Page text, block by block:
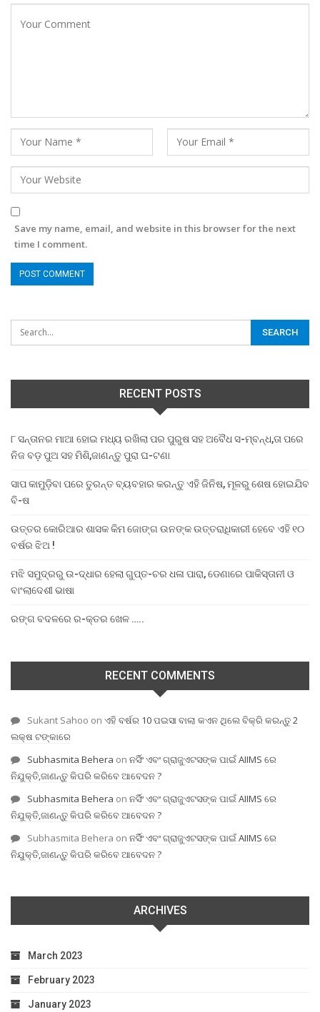
Save my name, email, and website in this browser for the next
time I comment.
RECENT POSTS
୮ ସନ୍ତାନର ମାଆ ହୋଇ ମଧ୍ୟ ରଖିଲା ପର ପୁରୁଷ ସହ ଅବୈଧ ସ-ମ୍ବନ୍ଧ,ତା ପରେ
ନିଜ ବଡ଼ ପୁଅ ସହ ମିଶି,ଜାଣନ୍ତୁ ପୁରା ଘ-ଟଣା
ସାପ କାମୁଡ଼ିବା ପରେ ତୁରନ୍ତ ବ୍ୟବହାର କରନ୍ତୁ ଏହି ଜିନିଷ, ମୂଳରୁ ଶେଷ ହୋଇଯିବ
ବି-ଷ
ଉତ୍ତର କୋରିଆର ଶାସକ କିମ ଜୋଙ୍ଗ ଉନଙ୍କ ଉତ୍ତରାଧିକାରୀ ହେବେ ଏହି ୧୦
ବର୍ଷର ଝିଅ !
ମଝି ସମୁଦ୍ରରୁ ଉ-ଦ୍ଧାର ହେଲା ଗୁପ୍ତ-ଚର ଧଳା ପାରା, ଡେଣାରେ ପାକିସ୍ତାନୀ ଓ
ବାଂଲାଦେଶୀ ଭାଷା
ରଙ୍ଗ ବଦଳରେ ର-କ୍ତର ଖେଳ …..
RECENT COMMENTS
Sukant Sahoo on ଏହି ବର୍ଷର 10 ପଇସା ବାଲା କଏନ ଥିଲେ ବିକ୍ରି କରନ୍ତୁ 2
ଲକ୍ଷ ଟଙ୍କାରେ
Subhasmita Behera on ନର୍ସିଂ ଏବଂ ଗ୍ରାଜୁଏଟସଙ୍କ ପାଇଁ AIIMS ରେ
ନିଯୁକ୍ତି,ଜାଣନ୍ତୁ କିପରି କରିବେ ଆବେଦନ ?
Subhasmita Behera on ନର୍ସିଂ ଏବଂ ଗ୍ରାଜୁଏଟସଙ୍କ ପାଇଁ AIIMS ରେ
ନିଯୁକ୍ତି,ଜାଣନ୍ତୁ କିପରି କରିବେ ଆବେଦନ ?
Subhasmita Behera on ନର୍ସିଂ ଏବଂ ଗ୍ରାଜୁଏଟସଙ୍କ ପାଇଁ AIIMS ରେ
ନିଯୁକ୍ତି,ଜାଣନ୍ତୁ କିପରି କରିବେ ଆବେଦନ ?
ARCHIVES
March 2023
February 2023
January 2023